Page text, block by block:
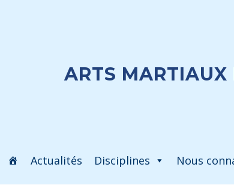
ARTS MARTIAUX
Actualités Disciplines Nous